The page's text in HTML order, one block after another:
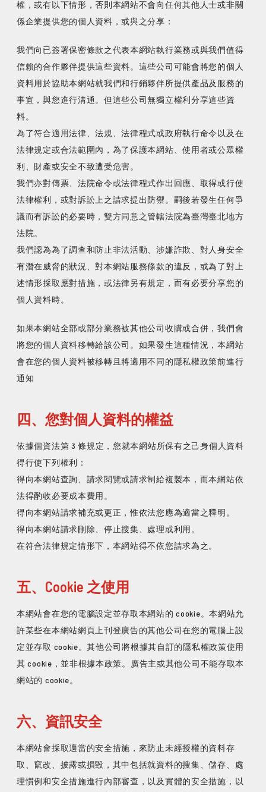
權，或有以下情形，否則本網站不會向任何其他人士或非關
係企業提供您的個人資料，或與之分享：
我們向已簽署保密條款之代表本網站執行業務或與我們值得
信賴的合作夥伴提供這些資料。這些公司可能會將您的個人
資料用於協助本網站就我們和行銷夥伴所提供產品及服務的
事宜，與您進行溝通。但這些公司無獨立權利分享這些資
料。
為了符合適用法律、法規、法律程式或政府執行命令以及在
法律規定或合法範圍內，為了保護本網站、使用者或公眾權
利、財產或安全不致遭受危害。
我們亦對傳票、法院命令或法律程式作出回應、取得或行使
法律權利，或對訴訟上之請求提出防禦。嗣後若發生任何爭
議而有訴訟的必要時，雙方同意之管轄法院為臺灣臺北地方
法院。
我們認為為了調查和防止非法活動、涉嫌詐欺、對人身安全
有潛在威脅的狀況、對本網站服務條款的違反，或為了對上
述情形採取應對措施，或法律另有規定，而有必要分享您的
如果本網站全部或部分業務被其他公司收購或合併，我們會
將您的個人資料移轉給該公司。如果發生這種情況，本網站
會在您的個人資料被移轉且將適用不同的隱私權政策前進行
通知
四、您對個人資料的權益
依據個資法第 3 條規定，您就本網站所保有之己身個人資料
得行使下列權利：
得向本網站查詢、請求閱覽或請求制給複製本，而本網站依
法得酌收必要成本費用。
得向本網站請求補充或更正，惟依法您應為適當之釋明。
得向本網站請求刪除、停止搜集、處理或利用。
五、Cookie 之使用
本網站會在您的電腦設定並存取本網站的 cookie。本網站允
許某些在本網站網頁上刊登廣告的其他公司在您的電腦上設
定並存取 cookie。其他公司將根據其自訂的隱私權政策使用
其 cookie，並非根據本政策。廣告主或其他公司不能存取本
網站的 cookie。
六、資訊安全
本網站會採取適當的安全措施，來防止未經授權的資料存
取、竄改、披露或損毀，其中包括就資料的搜集、儲存、處
理慣例和安全措施進行內部審查，以及實體的安全措施，以